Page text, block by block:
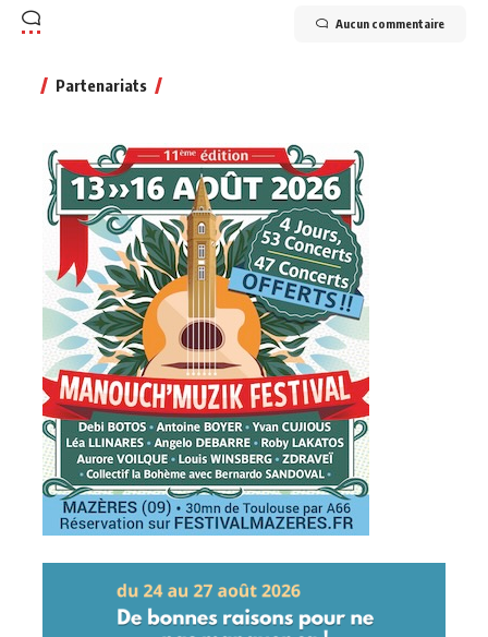
Aucun commentaire
Partenariats